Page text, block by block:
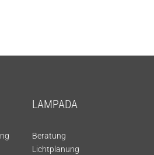
LAMPADA
Beratung
Lichtplanung